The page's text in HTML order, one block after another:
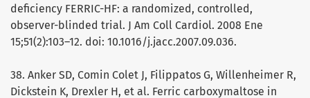
deficiency FERRIC-HF: a randomized, controlled,
observer-blinded trial. J Am Coll Cardiol. 2008 Ene
15;51(2):103–12. doi: 10.1016/j.jacc.2007.09.036.
38. Anker SD, Comin Colet J, Filippatos G, Willenheimer R,
Dickstein K, Drexler H, et al. Ferric carboxymaltose in